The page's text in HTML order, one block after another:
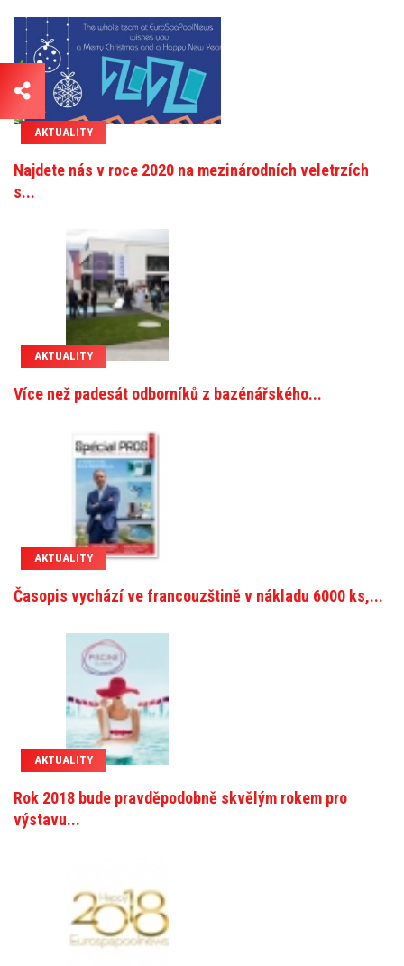
AKTUALITY
Najdete nás v roce 2020 na mezinárodních veletrzích
s...
AKTUALITY
Více než padesát odborníků z bazénářského...
AKTUALITY
Časopis vychází ve francouzštině v nákladu 6000 ks,...
AKTUALITY
Rok 2018 bude pravděpodobně skvělým rokem pro
výstavu...